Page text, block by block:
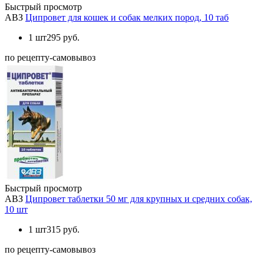
Быстрый просмотр
АВЗ Ципровет для кошек и собак мелких пород, 10 таб
1 шт295 руб.
по рецепту-самовывоз
Быстрый просмотр
АВЗ Ципровет таблетки 50 мг для крупных и средних собак,
10 шт
1 шт315 руб.
по рецепту-самовывоз